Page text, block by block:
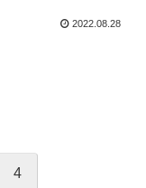
2022.08.28
4